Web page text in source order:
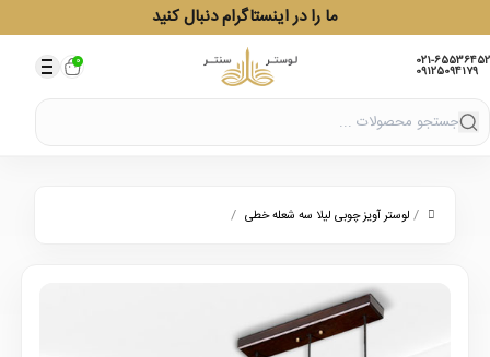
ما را در اینستاگرام دنبال کنید
021-65536452
09125094179
0
/ لوستر آویز چوبی لیلا سه شعله خطی /